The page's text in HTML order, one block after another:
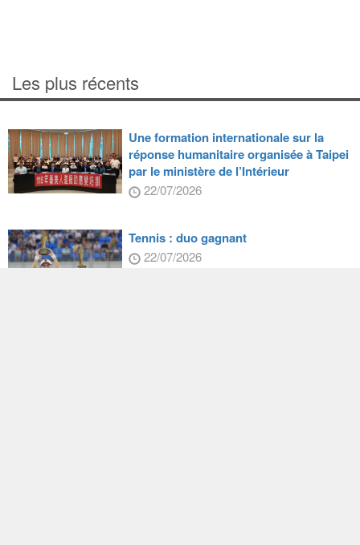
Les plus récents
Une formation internationale sur la
réponse humanitaire organisée à Taipei
par le ministère de l’Intérieur
22/07/2026
Tennis : duo gagnant
22/07/2026